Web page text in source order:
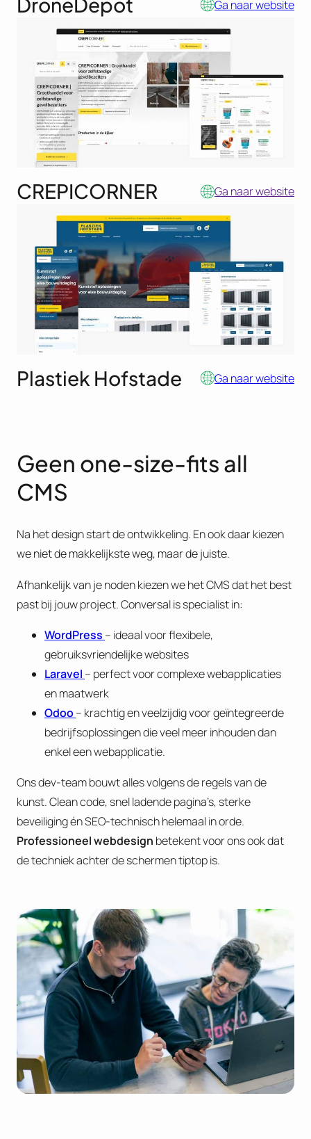
Ga naar website
CREPICORNER Ga naar website
Plastiek Hofstade Ga naar website
Geen one-size-fits all
CMS
Na het design start de ontwikkeling. En ook daar kiezen
we niet de makkelijkste weg, maar de juiste.
Afhankelijk van je noden kiezen we het CMS dat het best
past bij jouw project. Conversal is specialist in:
WordPress – ideaal voor flexibele,
gebruiksvriendelijke websites
Laravel – perfect voor complexe webapplicaties
en maatwerk
Odoo– krachtig en veelzijdig voor geïntegreerde
bedrijfsoplossingen die veel meer inhouden dan
enkel een webapplicatie.
Ons dev-team bouwt alles volgens de regels van de
kunst. Clean code, snel ladende pagina’s, sterke
beveiliging én SEO-technisch helemaal in orde.
Professioneel webdesign betekent voor ons ook dat
de techniek achter de schermen tiptop is.